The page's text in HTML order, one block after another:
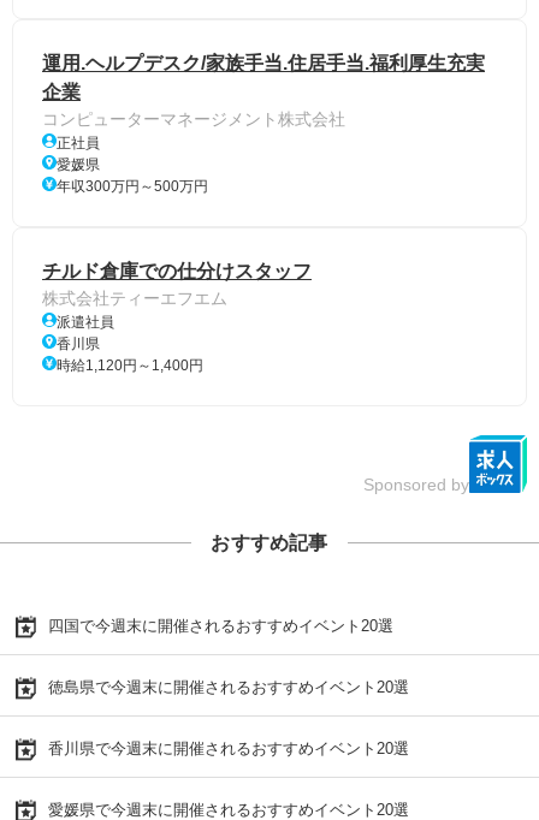
運用.ヘルプデスク/家族手当.住居手当.福利厚生充実
企業
コンピューターマネージメント株式会社
正社員
愛媛県
年収300万円～500万円
チルド倉庫での仕分けスタッフ
株式会社ティーエフエム
派遣社員
香川県
時給1,120円～1,400円
Sponsored by
おすすめ記事
四国で今週末に開催されるおすすめイベント20選
徳島県で今週末に開催されるおすすめイベント20選
香川県で今週末に開催されるおすすめイベント20選
愛媛県で今週末に開催されるおすすめイベント20選